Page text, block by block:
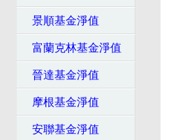
景順基金淨值
富蘭克林基金淨值
晉達基金淨值
摩根基金淨值
安聯基金淨值